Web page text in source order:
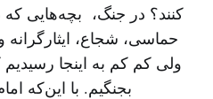
کنند؟ در جنگ، بچه‌هایی که
حماسی، شجاع، ایثارگرانه
ولی کم کم به اینجا رسیدیم
بجنگیم. با این‌که